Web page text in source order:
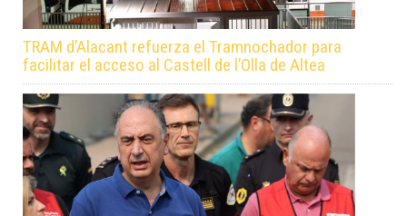
TRAM d’Alacant refuerza el Tramnochador para
facilitar el acceso al Castell de l’Olla de Altea